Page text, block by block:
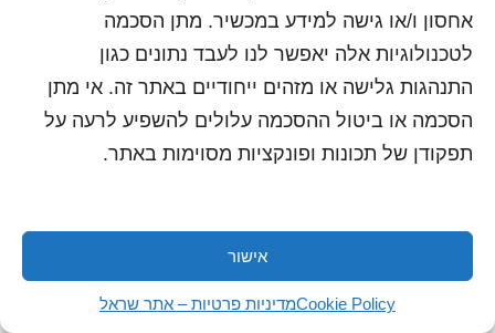
אחסון ו/או גישה למידע במכשיר. מתן הסכמה
לטכנולוגיות אלה יאפשר לנו לעבד נתונים כגון
התנהגות גלישה או מזהים ייחודיים באתר זה. אי מתן
הסכמה או ביטול ההסכמה עלולים להשפיע לרעה על
תפקודן של תכונות ופונקציות מסוימות באתר.
אישור
Cookie Policyמדיניות פרטיות – אתר שראל
כל הזכויות שמורות לשראל 2018 | עיצוב ותכנות: סטודיו
"היוצרים"